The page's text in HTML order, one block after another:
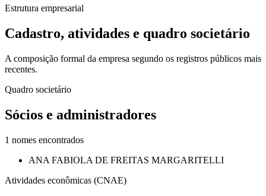
Estrutura empresarial
Cadastro, atividades e quadro societário
A composição formal da empresa segundo os registros públicos mais
recentes.
Quadro societário
Sócios e administradores
1 nomes encontrados
ANA FABIOLA DE FREITAS MARGARITELLI
Atividades econômicas (CNAE)